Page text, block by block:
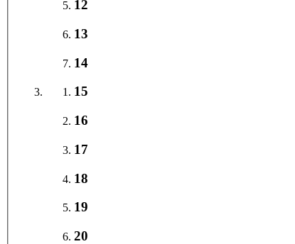
12
13
14
15
16
17
18
19
20